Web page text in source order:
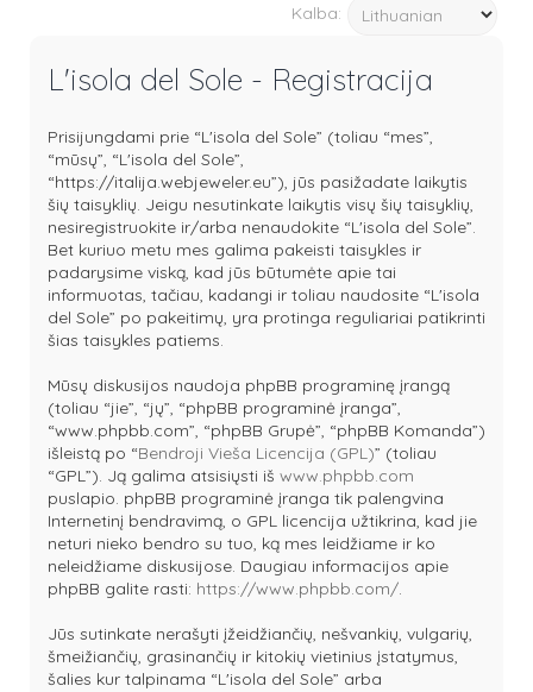
Ištikimųjų būstinė
Kalba:
L'isola del Sole - Registracija
Prisijungdami prie “L'isola del Sole” (toliau “mes”,
“mūsų”, “L'isola del Sole”,
“https://italija.webjeweler.eu”), jūs pasižadate laikytis
šių taisyklių. Jeigu nesutinkate laikytis visų šių taisyklių,
nesiregistruokite ir/arba nenaudokite “L'isola del Sole”.
Bet kuriuo metu mes galima pakeisti taisykles ir
padarysime viską, kad jūs būtumėte apie tai
informuotas, tačiau, kadangi ir toliau naudosite “L'isola
del Sole” po pakeitimų, yra protinga reguliariai patikrinti
šias taisykles patiems.
Mūsų diskusijos naudoja phpBB programinę įrangą
(toliau “jie”, “jų”, “phpBB programinė įranga”,
“www.phpbb.com”, “phpBB Grupė”, “phpBB Komanda”)
išleistą po “Bendroji Vieša Licencija (GPL)” (toliau
“GPL”). Ją galima atsisiųsti iš www.phpbb.com
puslapio. phpBB programinė įranga tik palengvina
Internetinį bendravimą, o GPL licencija užtikrina, kad jie
neturi nieko bendro su tuo, ką mes leidžiame ir ko
neleidžiame diskusijose. Daugiau informacijos apie
phpBB galite rasti: https://www.phpbb.com/.
Jūs sutinkate nerašyti įžeidžiančių, nešvankių, vulgarių,
šmeižiančių, grasinančių ir kitokių vietinius įstatymus,
šalies kur talpinama “L'isola del Sole” arba